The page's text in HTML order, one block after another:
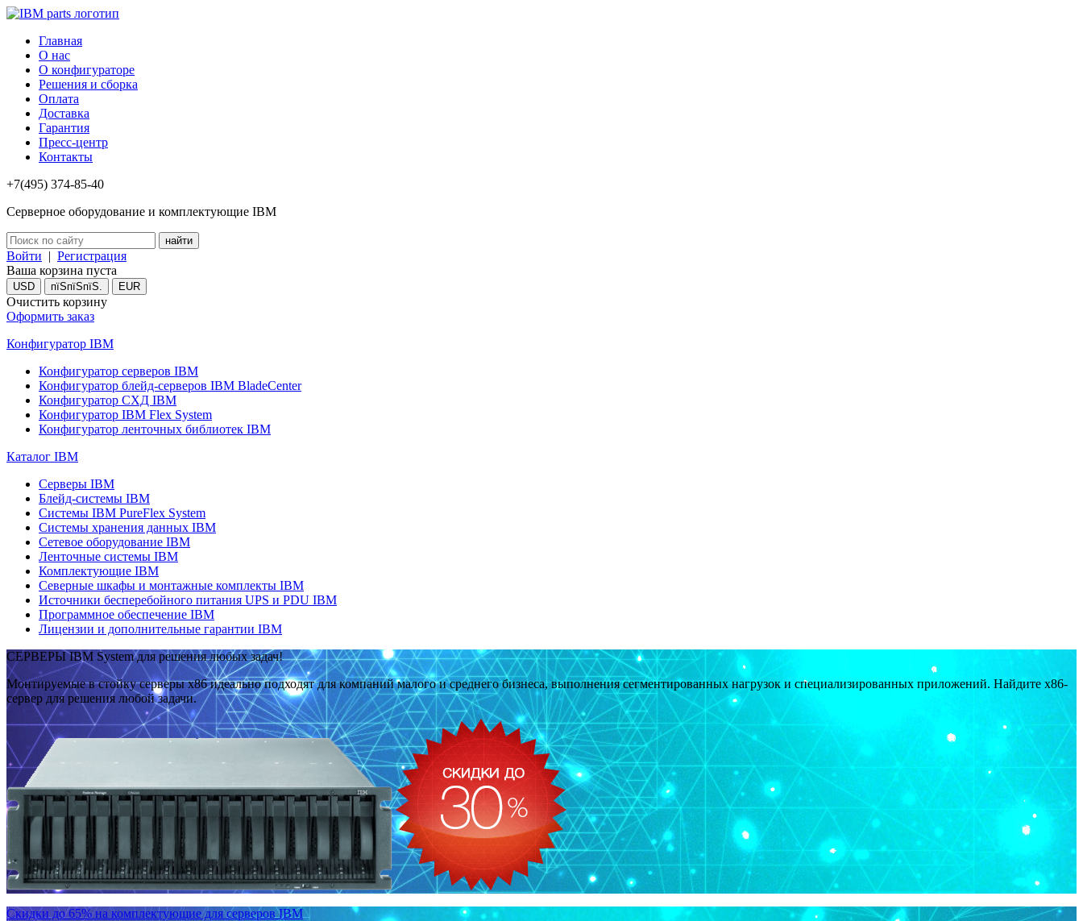
Главная
О нас
О конфигураторе
Решения и сборка
Оплата
Доставка
Гарантия
Пресс-центр
Контакты
+7(495) 374-85-40
Серверное оборудование и комплектующие IBM
Войти | Регистрация
Ваша корзина пуста
USD пїЅпїЅпїЅ. EUR
Очистить корзину
Оформить заказ
Конфигуратор IBM
Конфигуратор серверов IBM
Конфигуратор блейд-серверов IBM BladeCenter
Конфигуратор СХД IBM
Конфигуратор IBM Flex System
Конфигуратор ленточных библиотек IBM
Каталог IBM
Серверы IBM
Блейд-системы IBM
Системы IBM PureFlex System
Системы хранения данных IBM
Сетевое оборудование IBM
Ленточные системы IBM
Комплектующие IBM
Северные шкафы и монтажные комплекты IBM
Источники бесперебойного питания UPS и PDU IBM
Программное обеспечение IBM
Лицензии и дополнительные гарантии IBM
СЕРВЕРЫ IBM System для решения любых задач!
Монтируемые в стойку серверы x86 идеально подходят для компаний малого и среднего бизнеса, выполнения сегментированных нагрузок и специализированных приложений. Найдите x86-
сервер для решения любой задачи.
Скидки до 65% на комплектующие для серверов IBM